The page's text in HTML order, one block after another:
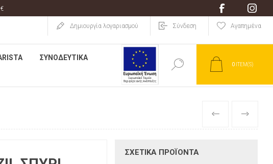
Δημιoυργία λογαριασμού Σύνδεση Αγαπημένα
ΣΥΝΟΔΕΥΤΙΚΆ
0 ITEM(S)
ΕΠΌΜΕΝΟ
ΣΧΕΤΙΚΆ ΠΡΟΪΌΝΤΑ